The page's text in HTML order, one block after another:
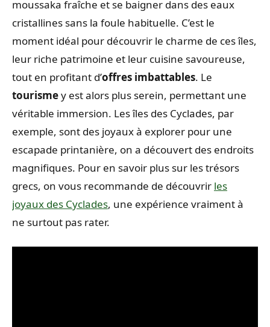
moussaka fraîche et se baigner dans des eaux
cristallines sans la foule habituelle. C’est le
moment idéal pour découvrir le charme de ces îles,
leur riche patrimoine et leur cuisine savoureuse,
tout en profitant d’offres imbattables. Le
tourismey est alors plus serein, permettant une
véritable immersion. Les îles des Cyclades, par
exemple, sont des joyaux à explorer pour une
escapade printanière, on a découvert des endroits
magnifiques. Pour en savoir plus sur les trésors
grecs, on vous recommande de découvrir les
joyaux des Cyclades, une expérience vraiment à
ne surtout pas rater.